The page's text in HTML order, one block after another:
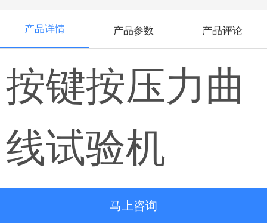
产品详情 产品参数 产品评论
按键按压力曲
线试验机
马上咨询